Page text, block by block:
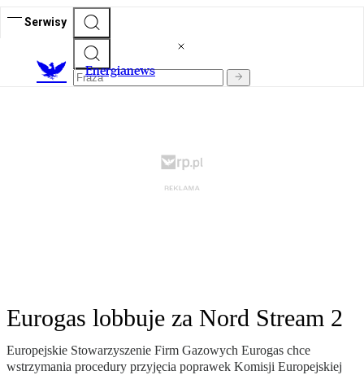
Serwisy
Energianews
Eurogas lobbuje za Nord Stream 2
Europejskie Stowarzyszenie Firm Gazowych Eurogas chce
wstrzymania procedury przyjęcia poprawek Komisji Europejskiej